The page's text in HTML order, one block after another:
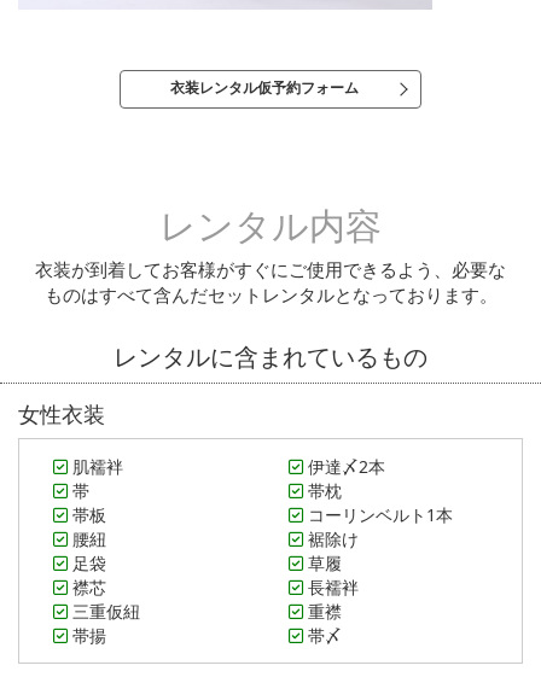
衣装レンタル仮予約フォーム
レンタル内容
衣装が到着してお客様がすぐにご使用できるよう、必要な
ものはすべて含んだセットレンタルとなっております。
レンタルに含まれているもの
女性衣装
肌襦袢
伊達〆2本
帯
帯枕
帯板
コーリンベルト1本
腰紐
裾除け
足袋
草履
襟芯
長襦袢
三重仮紐
重襟
帯揚
帯〆